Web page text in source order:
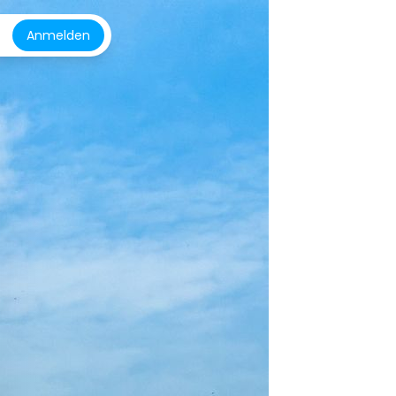
Anmelden